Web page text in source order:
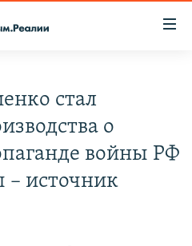
стал
о
войны РФ
– источник